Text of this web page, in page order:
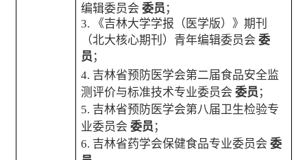
编辑委员会 委员 ；
3.
《吉林大学学报（医学版）》期刊
（北大核心期刊）青年编辑委员会 委
员 ；
4. 吉林省预防医学会第二届食品安全监
测评价与标准技术专业委员会 委员 ；
5. 吉林省预防医学会第八届卫生检验专
业委员会 委员 ；
6. 吉林省药学会保健食品专业委员会 委